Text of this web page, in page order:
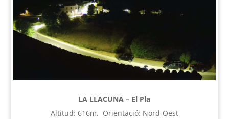
LA LLACUNA – El Pla
Altitud: 616m. Orientació: Nord-Oest